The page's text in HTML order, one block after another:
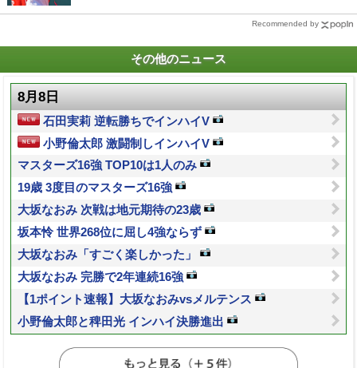
Recommended by
その他のニュース
8月8日
石田実莉 逆転勝ちでインハイV
小野倫太郎 激闘制しインハイV
マスターズ16強 TOP10は1人のみ
19歳 3度目のマスターズ16強
大坂なおみ 次戦は地元期待の23歳
坂本怜 世界268位に屈し4強ならず
大坂なおみ「すごく楽しかった」
大坂なおみ 完勝で2年連続16強
【1ポイント速報】大坂なおみvsメルテンス
小野倫太郎と稗田光 インハイ決勝進出